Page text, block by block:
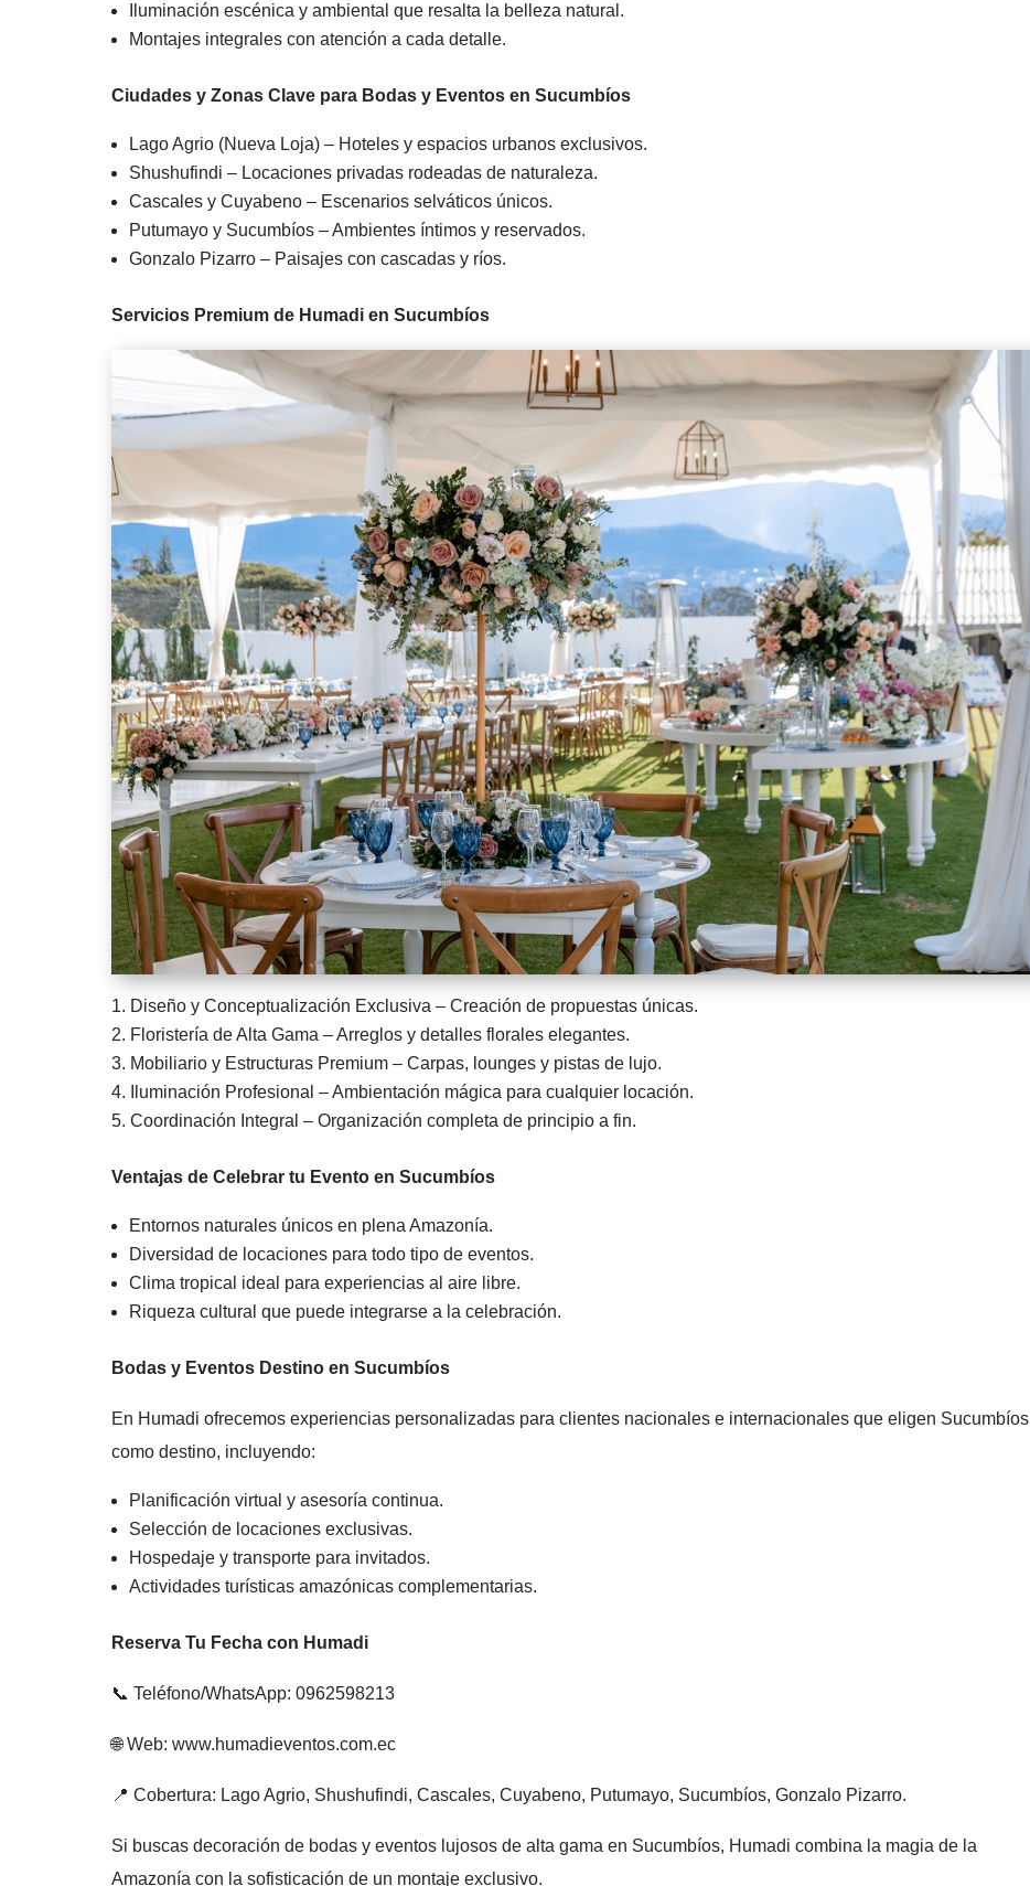
Iluminación escénica y ambiental que resalta la belleza natural.
Montajes integrales con atención a cada detalle.
Ciudades y Zonas Clave para Bodas y Eventos en Sucumbíos
Lago Agrio (Nueva Loja) – Hoteles y espacios urbanos exclusivos.
Shushufindi – Locaciones privadas rodeadas de naturaleza.
Cascales y Cuyabeno – Escenarios selváticos únicos.
Putumayo y Sucumbíos – Ambientes íntimos y reservados.
Gonzalo Pizarro – Paisajes con cascadas y ríos.
Servicios Premium de Humadi en Sucumbíos
Diseño y Conceptualización Exclusiva – Creación de propuestas únicas.
Floristería de Alta Gama – Arreglos y detalles florales elegantes.
Mobiliario y Estructuras Premium – Carpas, lounges y pistas de lujo.
Iluminación Profesional – Ambientación mágica para cualquier locación.
Coordinación Integral – Organización completa de principio a fin.
Ventajas de Celebrar tu Evento en Sucumbíos
Entornos naturales únicos en plena Amazonía.
Diversidad de locaciones para todo tipo de eventos.
Clima tropical ideal para experiencias al aire libre.
Riqueza cultural que puede integrarse a la celebración.
Bodas y Eventos Destino en Sucumbíos
En Humadi ofrecemos experiencias personalizadas para clientes nacionales e internacionales que eligen Sucumbíos
como destino, incluyendo:
Planificación virtual y asesoría continua.
Selección de locaciones exclusivas.
Hospedaje y transporte para invitados.
Actividades turísticas amazónicas complementarias.
Reserva Tu Fecha con Humadi
📞 Teléfono/WhatsApp: 0962598213
🌐 Web: www.humadieventos.com.ec
📍 Cobertura: Lago Agrio, Shushufindi, Cascales, Cuyabeno, Putumayo, Sucumbíos, Gonzalo Pizarro.
Si buscas decoración de bodas y eventos lujosos de alta gama en Sucumbíos, Humadi combina la magia de la
Amazonía con la sofisticación de un montaje exclusivo.